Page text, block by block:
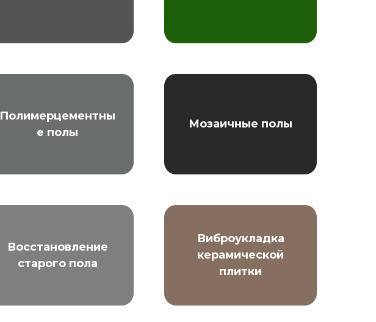
Полимерцементны
е полы
Мозаичные полы
Восстановление
старого пола
Виброукладка
керамической
плитки